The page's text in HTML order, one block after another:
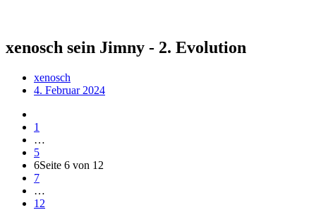
xenosch sein Jimny - 2. Evolution
xenosch
4. Februar 2024
1
…
5
6Seite 6 von 12
7
…
12